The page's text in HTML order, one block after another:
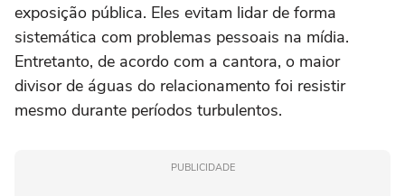
exposição pública. Eles evitam lidar de forma
sistemática com problemas pessoais na mídia.
Entretanto, de acordo com a cantora, o maior
divisor de águas do relacionamento foi resistir
mesmo durante períodos turbulentos.
PUBLICIDADE